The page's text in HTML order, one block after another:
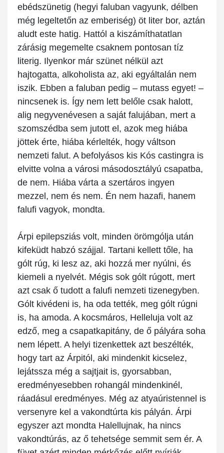
ebédszünetig (hegyi faluban vagyunk, délben
még legeltetőn az emberiség) öt liter bor, aztán
aludt este hatig. Hattól a kiszámíthatatlan
zárásig megemelte csaknem pontosan tíz
literig. Ilyenkor már szünet nélkül azt
hajtogatta, alkoholista az, aki egyáltalán nem
iszik. Ebben a faluban pedig – mutass egyet! –
nincsenek is. Így nem lett belőle csak halott,
alig negyvenévesen a saját falujában, mert a
szomszédba sem jutott el, azok meg hiába
jöttek érte, hiába kérlelték, hogy váltson
nemzeti falut. A befolyásos kis Kós castingra is
elvitte volna a városi másodosztályú csapatba,
de nem. Hiába várta a szertáros ingyen
mezzel, nem és nem. Én nem hazafi, hanem
falufi vagyok, mondta.
Árpi epilepsziás volt, minden örömgólja után
kifeküdt habzó szájjal. Tartani kellett tőle, ha
gólt rúg, ki lesz az, aki hozzá mer nyúlni, és
kiemeli a nyelvét. Mégis sok gólt rúgott, mert
azt csak ő tudott a falufi nemzeti tizenegyben.
Gólt kivédeni is, ha oda tették, meg gólt rúgni
is, ha amoda. A kocsmáros, Helleluja volt az
edző, meg a csapatkapitány, de ő pályára soha
nem lépett. A helyi tizenkettek azt beszélték,
hogy tart az Árpitól, aki mindenkit kicselez,
lejátssza még a sajtjait is, gyorsabban,
eredményesebben rohangál mindenkinél,
ráadásul eredményes. Még az atyaúristennel is
versenyre kel a vakondtúrta kis pályán. Árpi
egyszer azt mondta Halellujnak, ha nincs
vakondtúrás, az ő tehetsége semmit sem ér. A